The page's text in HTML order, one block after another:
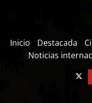
Inicio Destacada
Noticias